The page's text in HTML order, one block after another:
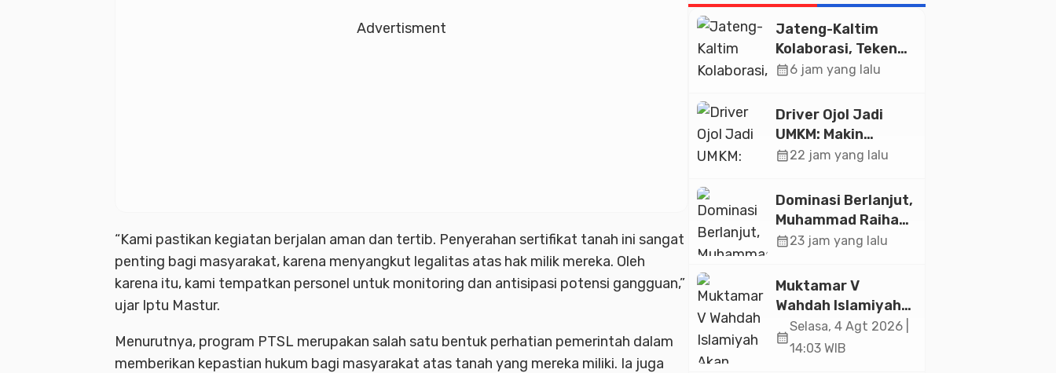
Advertisment
“Kami pastikan kegiatan berjalan aman dan tertib. Penyerahan sertifikat tanah ini sangat
penting bagi masyarakat, karena menyangkut legalitas atas hak milik mereka. Oleh
karena itu, kami tempatkan personel untuk monitoring dan antisipasi potensi gangguan,”
ujar Iptu Mastur.
Menurutnya, program PTSL merupakan salah satu bentuk perhatian pemerintah dalam
memberikan kepastian hukum bagi masyarakat atas tanah yang mereka miliki. Ia juga
Jateng-Kaltim
Kolaborasi, Teken
19 Kerja Sama
20,2 Triliun
calendar_month6 jam yang lalu
Driver Ojol Jadi
UMKM: Makin
Sejahtera atau
Temuan Diskusi
Paramadina
calendar_month22 jam yang lalu
Dominasi Berlanjut,
Muhammad Raihan
Fadila Sabet Emas
Taekwondo
Indonesia Open
2026
calendar_month23 jam yang lalu
Muktamar V
Wahdah Islamiyah
Akan Kukuhkan
10.000 Guru Al-
calendar_month
Selasa, 4 Agt 2026 |
14:03 WIB